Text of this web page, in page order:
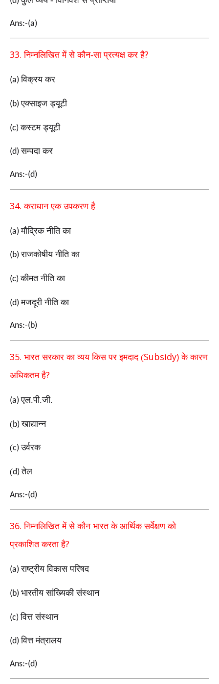
Ans:-(a)
33.निम्नलिखित में से कौन-सा प्रत्यक्ष कर है?
(a)विक्रय कर
(b)एक्साइज ड्यूटी
(c)कस्टम ड्यूटी
(d)सम्पदा कर
Ans:-(d)
34.कराधान एक उपकरण है
(a)मौद्रिक नीति का
(b)राजकोषीय नीति का
(c)कीमत नीति का
(d)मजदूरी नीति का
Ans:-(b)
35. भारत सरकार का व्यय किस पर इमदाद (Subsidy)के कारण
अधिकतम है?
(a)एल.पी.जी.
(b)खाद्यान्न
(c)उर्वरक
(d)तेल
Ans:-(d)
36.निम्नलिखित में से कौन भारत के आर्थिक सर्वेक्षण को
प्रकाशित करता है?
(a)राष्ट्रीय विकास परिषद
(b) भारतीय सांख्यिकी संस्थान
(c)वित्त संस्थान
(d)वित्त मंत्रालय
Ans:-(d)